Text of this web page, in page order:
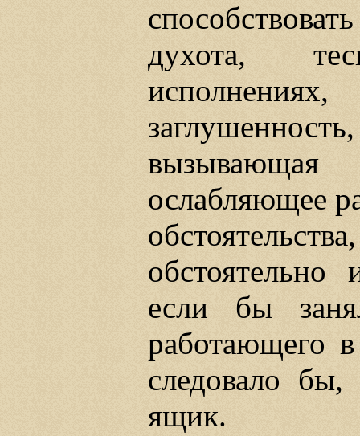
духота,
ослабляющее
обстоятельно
если бы
работающего
следовало
ящик.